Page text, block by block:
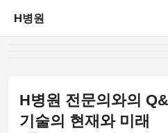
H병원
H병원 전문의와의
기술의 현재와 미래